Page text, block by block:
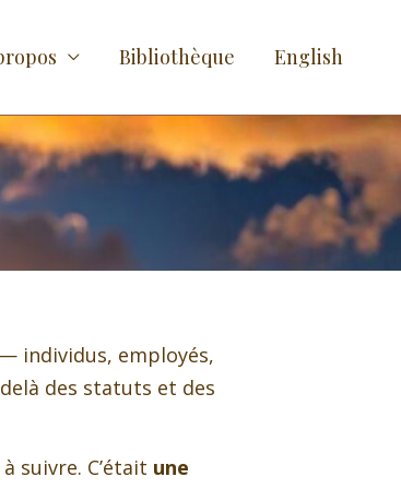
Bibliothèque English
individus, employés,
des statuts et des
suivre. C’était une